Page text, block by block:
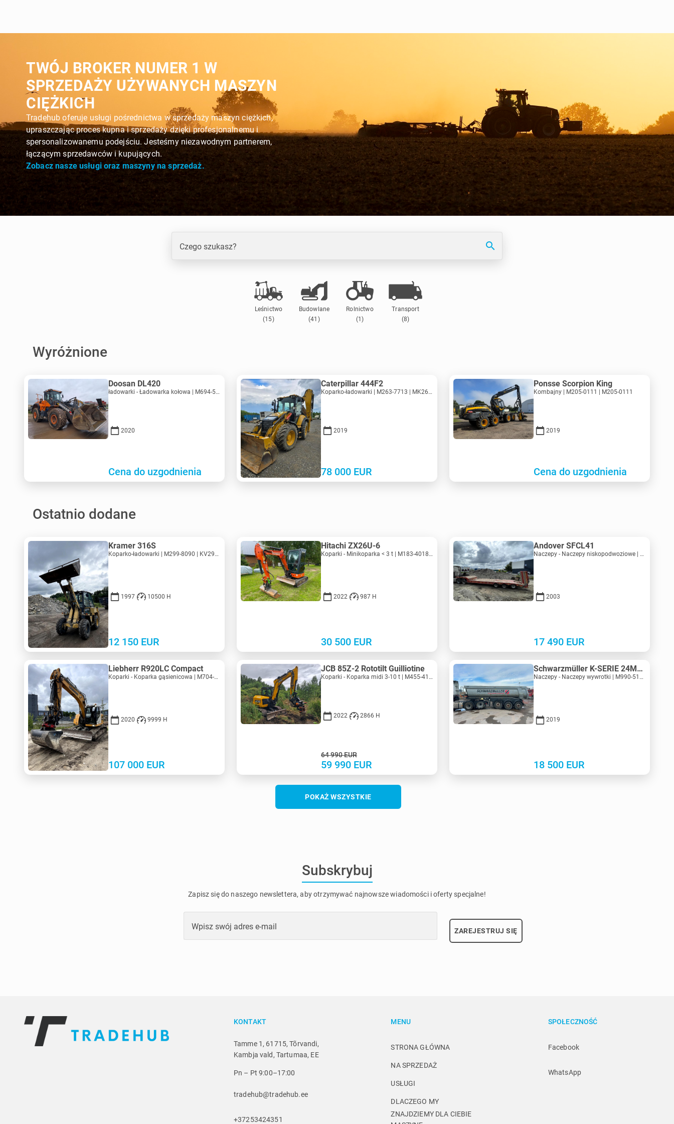
TWÓJ BROKER NUMER 1 W
SPRZEDAŻY UŻYWANYCH MASZYN
CIĘŻKICH
Tradehub oferuje usługi pośrednictwa w sprzedaży maszyn ciężkich,
upraszczając proces kupna i sprzedaży dzięki profesjonalnemu i
spersonalizowanemu podejściu. Jesteśmy niezawodnym partnerem,
łączącym sprzedawców i kupujących.
Zobacz nasze usługi oraz maszyny na sprzedaż.
Czego szukasz? search
Leśnictwo
(15)
Budowlane
(41)
Rolnictwo
(1)
Transport
(8)
Wyróżnione
Doosan DL420
ładowarki - Ładowarka kołowa | M694-5313 | MK694-5313
2020
Cena do uzgodnienia
Caterpillar 444F2
Koparko-ładowarki | M263-7713 | MK263-7713
2019
78 000 EUR
Ponsse Scorpion King
Kombajny | M205-0111 | M205-0111
2019
Cena do uzgodnienia
Ostatnio dodane
Kramer 316S
Koparko-ładowarki | M299-8090 | KV299-8090
1997 10500 H
12 150 EUR
Hitachi ZX26U-6
Koparki - Minikoparka < 3 t | M183-4018 | KV183-4018
2022 987 H
30 500 EUR
Andover SFCL41
Naczepy - Naczepy niskopodwoziowe | M683-2225
2003
17 490 EUR
Liebherr R920LC Compact
Koparki - Koparka gąsienicowa | M704-8713 | KV704-8713
2020 9999 H
107 000 EUR
JCB 85Z-2 Rototilt Guilliotine
Koparki - Koparka midi 3-10 t | M455-4150 | MK455-4150
2022 2866 H
64 990EUR
59 990 EUR
Schwarzmüller K-SERIE 24M3 Extra Strong
Naczepy - Naczepy wywrotki | M990-5125 | KV990-5125
2019
18 500 EUR
POKAŻ WSZYSTKIE
Subskrybuj
Zapisz się do naszego newslettera, aby otrzymywać najnowsze wiadomości i oferty specjalne!
Wpisz swój adres e-mail ZAREJESTRUJ SIĘ
KONTAKT
Tamme 1, 61715, Tõrvandi,
Kambja vald, Tartumaa, EE
Pn – Pt 9:00–17:00
tradehub@tradehub.ee
+37253424351
MENU
STRONA GŁÓWNA
NA SPRZEDAŻ
USŁUGI
DLACZEGO MY
ZNAJDZIEMY DLA CIEBIE
SPOŁECZNOŚĆ
Facebook
WhatsApp